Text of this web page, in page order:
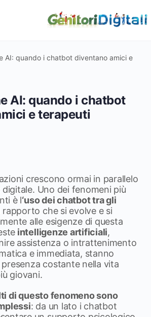
AI: quando i chatbot diventano amici e
AI: quando i chatbot
e terapeuti
crescono ormai in parallelo
digitale. Uno dei fenomeni più
è l‘uso dei chatbot tra gli
rapporto che si evolve e si
alle esigenze di questa
intelligenze artificiali,
assistenza o intrattenimento
e immediata, stanno
costante nella vita
giovani.
di questo fenomeno sono
: da un lato i chatbot